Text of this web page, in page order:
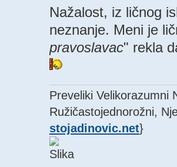
Nažalost, iz ličnog
neznanje. Meni je
pravoslavac" rekla
Preveliki Velikorazumni
Ružičastojednorožni,
stojadinovic.net}